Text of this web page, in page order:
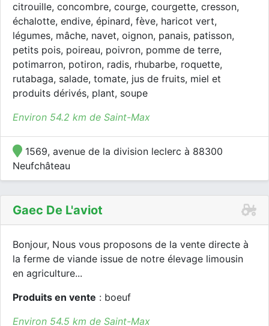
citrouille, concombre, courge, courgette, cresson,
échalotte, endive, épinard, fève, haricot vert,
légumes, mâche, navet, oignon, panais, patisson,
petits pois, poireau, poivron, pomme de terre,
potimarron, potiron, radis, rhubarbe, roquette,
rutabaga, salade, tomate, jus de fruits, miel et
produits dérivés, plant, soupe
Environ 54.2 km de Saint-Max
1569, avenue de la division leclerc à 88300
Neufchâteau
Gaec De L'aviot
Bonjour, Nous vous proposons de la vente directe à
la ferme de viande issue de notre élevage limousin
en agriculture...
Produits en vente : boeuf
Environ 54.5 km de Saint-Max